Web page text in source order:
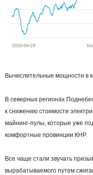
Вычислительные мощности в
В северных регионах
к снижению стоимости
майнинг-пулы, которые уже
комфортные провинции КНР.
Все чаще стали звучать
вырабатываемого путем